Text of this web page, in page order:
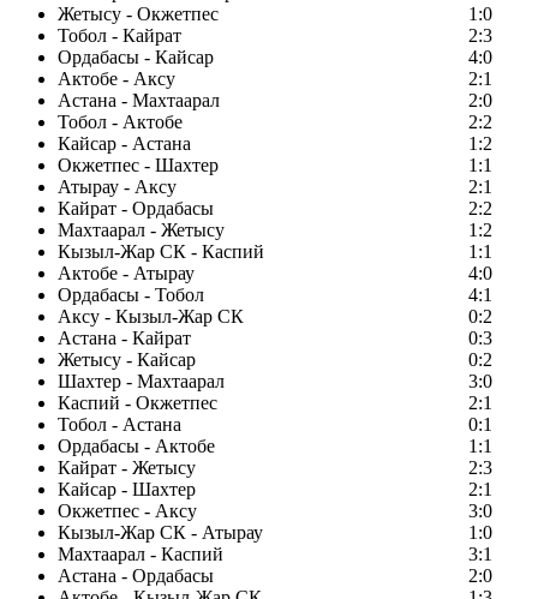
Жетысу - Окжетпес
1:0
Тобол - Кайрат
2:3
Ордабасы - Кайсар
4:0
Актобе - Аксу
2:1
Астана - Махтаарал
2:0
Тобол - Актобе
2:2
Кайсар - Астана
1:2
Окжетпес - Шахтер
1:1
Атырау - Аксу
2:1
Кайрат - Ордабасы
2:2
Махтаарал - Жетысу
1:2
Кызыл-Жар СК - Каспий
1:1
Актобе - Атырау
4:0
Ордабасы - Тобол
4:1
Аксу - Кызыл-Жар СК
0:2
Астана - Кайрат
0:3
Жетысу - Кайсар
0:2
Шахтер - Махтаарал
3:0
Каспий - Окжетпес
2:1
Тобол - Астана
0:1
Ордабасы - Актобе
1:1
Кайрат - Жетысу
2:3
Кайсар - Шахтер
2:1
Окжетпес - Аксу
3:0
Кызыл-Жар СК - Атырау
1:0
Махтаарал - Каспий
3:1
Астана - Ордабасы
2:0